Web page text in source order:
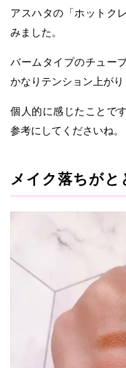
アスハタの「ホットク
みました。
バームタイプのチュー
かなりテンション上がり
個人的に感じたことで
参考にしてくださいね。
メイク落ちが